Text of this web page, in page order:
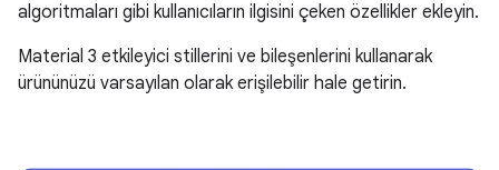
algoritmaları gibi kullanıcıların ilgisini çeken özellikler ekleyin.
Material 3 etkileyici stillerini ve bileşenlerini kullanarak
ürününüzü varsayılan olarak erişilebilir hale getirin.